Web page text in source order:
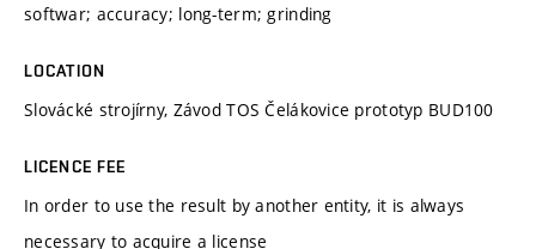
softwar; accuracy; long-term; grinding
LOCATION
Slovácké strojírny, Závod TOS Čelákovice prototyp BUD100
LICENCE FEE
In order to use the result by another entity, it is always
necessary to acquire a license